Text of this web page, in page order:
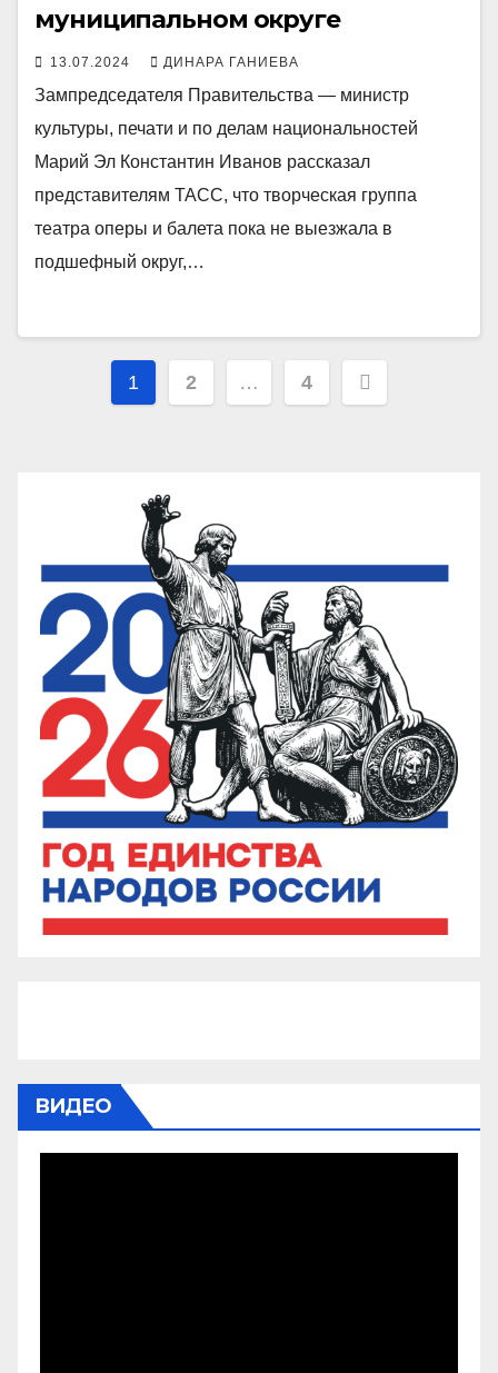
муниципальном округе
13.07.2024 ДИНАРА ГАНИЕВА
Зампредседателя Правительства — министр
культуры, печати и по делам национальностей
Марий Эл Константин Иванов рассказал
представителям ТАСС, что творческая группа
театра оперы и балета пока не выезжала в
подшефный округ,…
Пагинация
1 2 … 4
ВИДЕО